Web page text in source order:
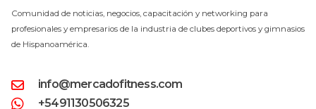
Comunidad de noticias, negocios, capacitación y networking para
profesionales y empresarios de la industria de clubes deportivos y gimnasios
de Hispanoamérica.
info@mercadofitness.com
+5491130506325